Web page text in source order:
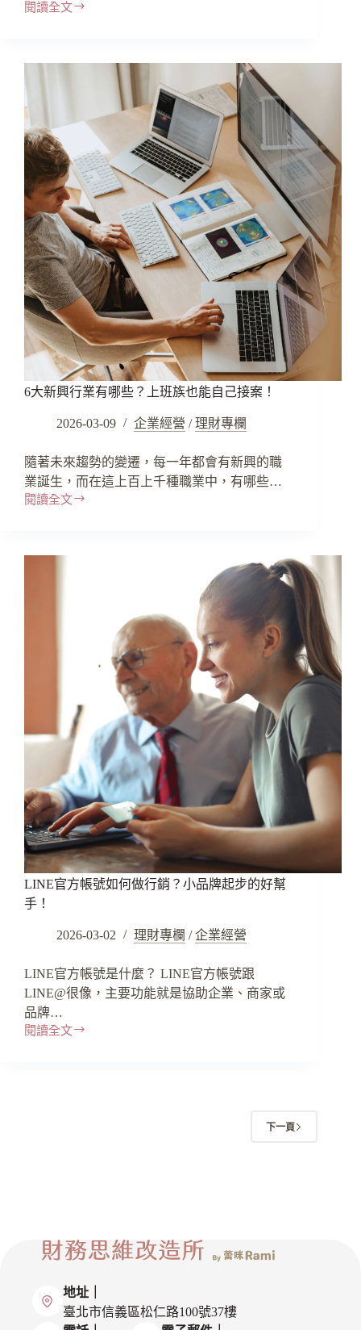
閱讀全文
6大新興行業有哪些？上班族也能自己接案！
2026-03-09 企業經營 / 理財專欄
隨著未來趨勢的變遷，每一年都會有新興的職
業誕生，而在這上百上千種職業中，有哪些…
閱讀全文
LINE官方帳號如何做行銷？小品牌起步的好幫
手！
2026-03-02 理財專欄 /企業經營
LINE官方帳號是什麼？ LINE官方帳號跟
LINE@很像，主要功能就是協助企業、商家或
品牌…
閱讀全文
下一頁
地址｜
臺北市信義區松仁路100號37樓